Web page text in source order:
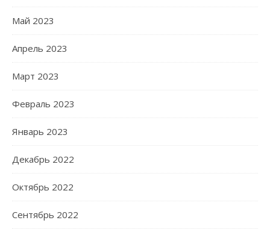
Май 2023
Апрель 2023
Март 2023
Февраль 2023
Январь 2023
Декабрь 2022
Октябрь 2022
Сентябрь 2022